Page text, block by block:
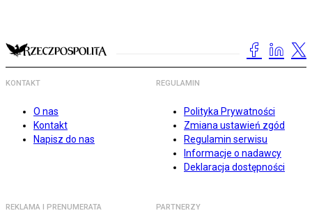
KONTAKT
O nas
Kontakt
Napisz do nas
REGULAMIN
Polityka Prywatności
Zmiana ustawień zgód
Regulamin serwisu
Informacje o nadawcy
Deklaracja dostępności
REKLAMA I PRENUMERATA PARTNERZY